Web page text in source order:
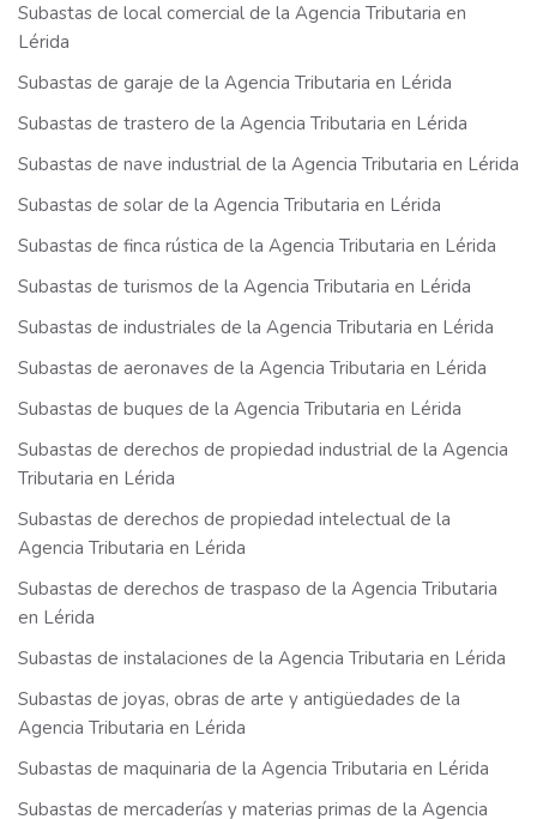
Subastas de local comercial de la Agencia Tributaria en
Lérida
Subastas de garaje de la Agencia Tributaria en Lérida
Subastas de trastero de la Agencia Tributaria en Lérida
Subastas de nave industrial de la Agencia Tributaria en Lérida
Subastas de solar de la Agencia Tributaria en Lérida
Subastas de finca rústica de la Agencia Tributaria en Lérida
Subastas de turismos de la Agencia Tributaria en Lérida
Subastas de industriales de la Agencia Tributaria en Lérida
Subastas de aeronaves de la Agencia Tributaria en Lérida
Subastas de buques de la Agencia Tributaria en Lérida
Subastas de derechos de propiedad industrial de la Agencia
Tributaria en Lérida
Subastas de derechos de propiedad intelectual de la
Agencia Tributaria en Lérida
Subastas de derechos de traspaso de la Agencia Tributaria
en Lérida
Subastas de instalaciones de la Agencia Tributaria en Lérida
Subastas de joyas, obras de arte y antigüedades de la
Agencia Tributaria en Lérida
Subastas de maquinaria de la Agencia Tributaria en Lérida
Subastas de mercaderías y materias primas de la Agencia